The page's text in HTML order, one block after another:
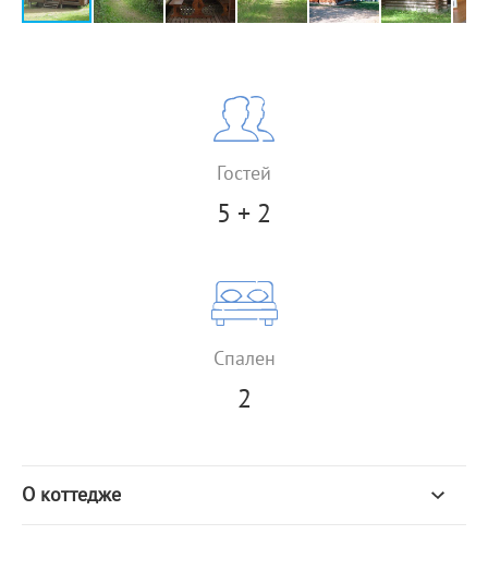
Гостей
5 + 2
Спален
2
О коттедже